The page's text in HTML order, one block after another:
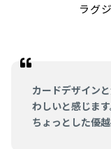
ラグ
カードデザイン
わしいと感じま
ちょっとした優